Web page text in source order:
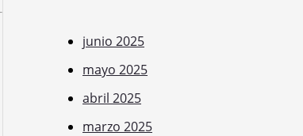
junio 2025
mayo 2025
abril 2025
marzo 2025